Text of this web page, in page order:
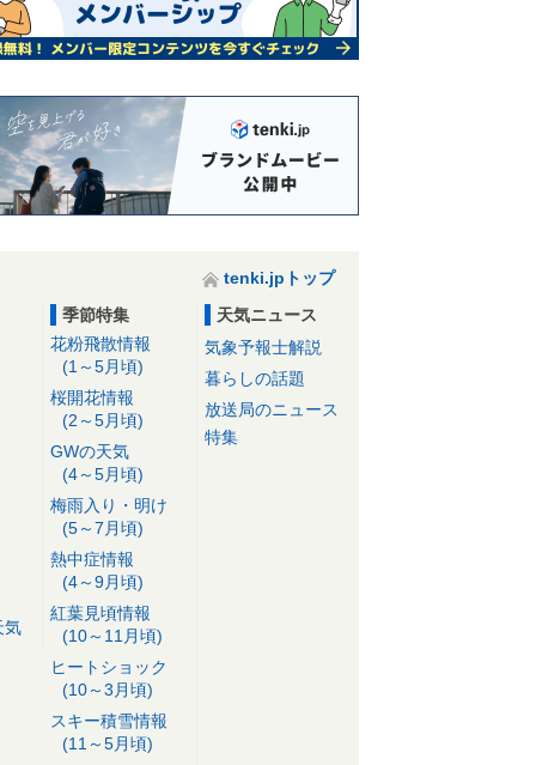
tenki.jpトップ
気
季節特集
花粉飛散情報
(1～5月頃)
桜開花情報
(2～5月頃)
GWの天気
(4～5月頃)
梅雨入り・明け
(5～7月頃)
熱中症情報
(4～9月頃)
紅葉見頃情報
(10～11月頃)
ヒートショック
(10～3月頃)
スキー積雪情報
(11～5月頃)
天気ニュース
気象予報士解説
暮らしの話題
放送局のニュース
特集